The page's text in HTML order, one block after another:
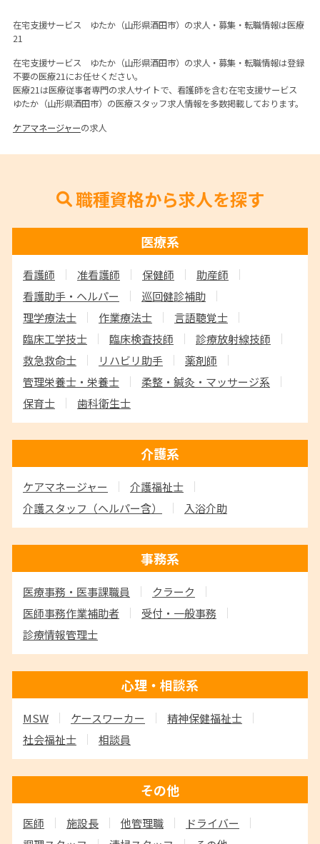
在宅支援サービス ゆたか（山形県酒田市）の求人・募集・転職情報は医療
21
在宅支援サービス ゆたか（山形県酒田市）の求人・募集・転職情報は登録
不要の医療21にお任せください。
医療21は医療従事者専門の求人サイトで、看護師を含む在宅支援サービス
ゆたか（山形県酒田市）の医療スタッフ求人情報を多数掲載しております。
ケアマネージャーの求人
職種資格から求人を探す
医療系
看護師 准看護師 保健師
助産師
看護助手・ヘルパー
巡回健診補助
理学療法士
作業療法士
言語聴覚士
臨床工学技士
臨床検査技師
診療放射線技師
救急救命士
リハビリ助手
薬剤師
管理栄養士・栄養士
柔整・鍼灸・マッサージ系
保育士
歯科衛生士
介護系
ケアマネージャー
介護福祉士
介護スタッフ （ヘルパー含） 入浴介助
事務系
医療事務・医事課職員
クラーク
医師事務作業補助者
受付・一般事務
診療情報管理士
心理・相談系
MSW ケースワーカー
精神保健福祉士
社会福祉士
相談員
その他
医師 施設長 他管理職
ドライバー